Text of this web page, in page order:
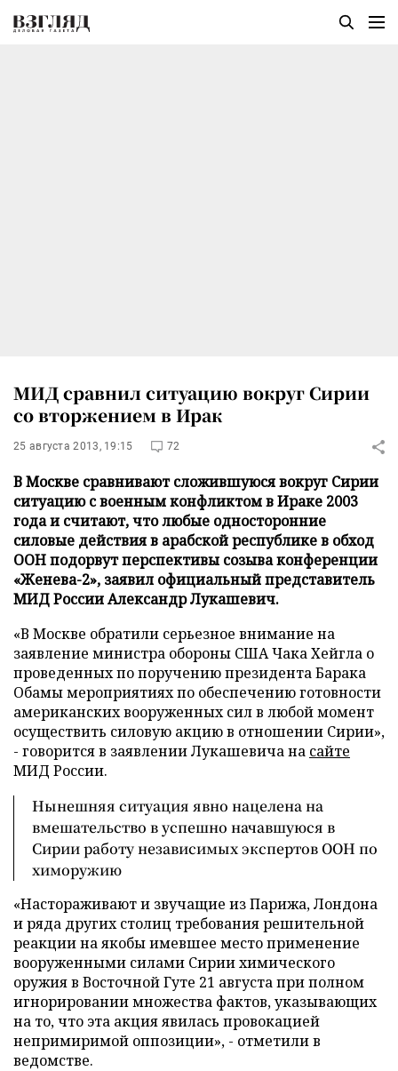
МИД сравнил ситуацию вокруг Сирии
со вторжением в Ирак
25 августа 2013, 19:15 72
В Москве сравнивают сложившуюся вокруг Сирии
ситуацию с военным конфликтом в Ираке 2003
года и считают, что любые односторонние
силовые действия в арабской республике в обход
ООН подорвут перспективы созыва конференции
«Женева-2», заявил официальный представитель
МИД России Александр Лукашевич.
«В Москве обратили серьезное внимание на
заявление министра обороны США Чака Хейгла о
проведенных по поручению президента Барака
Обамы мероприятиях по обеспечению готовности
американских вооруженных сил в любой момент
осуществить силовую акцию в отношении Сирии»,
- говорится в заявлении Лукашевича на сайте
МИД России.
Нынешняя ситуация явно нацелена на
вмешательство в успешно начавшуюся в
Сирии работу независимых экспертов ООН по
химоружию
«Настораживают и звучащие из Парижа, Лондона
и ряда других столиц требования решительной
реакции на якобы имевшее место применение
вооруженными силами Сирии химического
оружия в Восточной Гуте 21 августа при полном
игнорировании множества фактов, указывающих
на то, что эта акция явилась провокацией
непримиримой оппозиции», - отметили в
ведомстве.